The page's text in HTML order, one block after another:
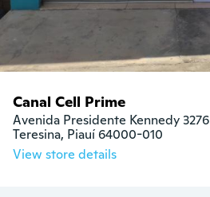
Canal Cell Prime
Avenida Presidente Kennedy 3276
Teresina, Piauí 64000-010
View store details